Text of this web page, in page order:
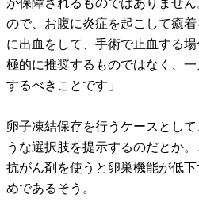
ので、お腹に炎症を起こして癒
に出血をして、手術で止血する
極的に推奨するものではなく、
するべきことです」
卵子凍結保存を行うケースとし
うな選択肢を提示するのだとか
抗がん剤を使うと卵巣機能が低
めであるそう。